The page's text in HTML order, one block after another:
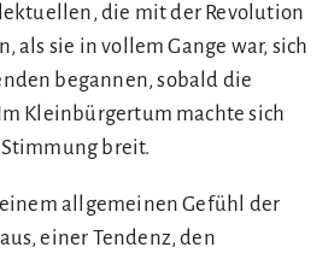
die mit der Revolution
als sie in vollem Gange war, sich
begannen, sobald die
Kleinbürgertum machte sich
breit.
allgemeinen Gefühl der
einer Tendenz, den